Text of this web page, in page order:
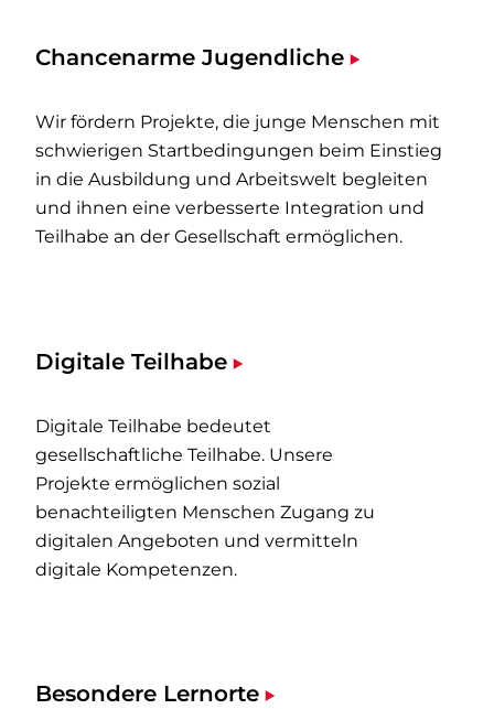
Chancenarme Jugendliche
Wir fördern Projekte, die junge Menschen mit
schwierigen Startbedingungen beim Einstieg
in die Ausbildung und Arbeitswelt begleiten
und ihnen eine verbesserte Integration und
Teilhabe an der Gesellschaft ermöglichen.
Digitale Teilhabe
Digitale Teilhabe bedeutet
gesellschaftliche Teilhabe. Unsere
Projekte ermöglichen sozial
benachteiligten Menschen Zugang zu
digitalen Angeboten und vermitteln
digitale Kompetenzen.
Besondere Lernorte